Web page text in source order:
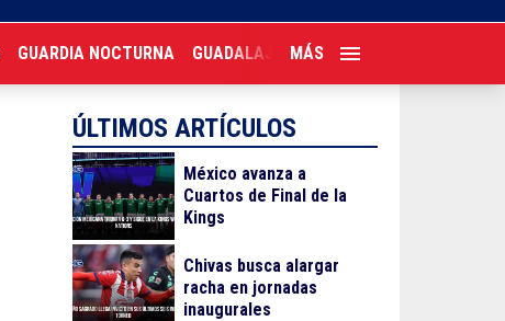
GUARDIA NOCTURNA GUADALAJARA FOLLOW
MÁS
ÚLTIMOS ARTÍCULOS
México avanza a
Cuartos de Final de la
Kings
Chivas busca alargar
racha en jornadas
inaugurales